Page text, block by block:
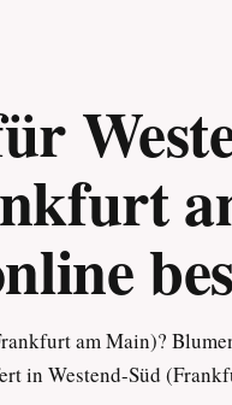
am Main)?
in Westend-Süd